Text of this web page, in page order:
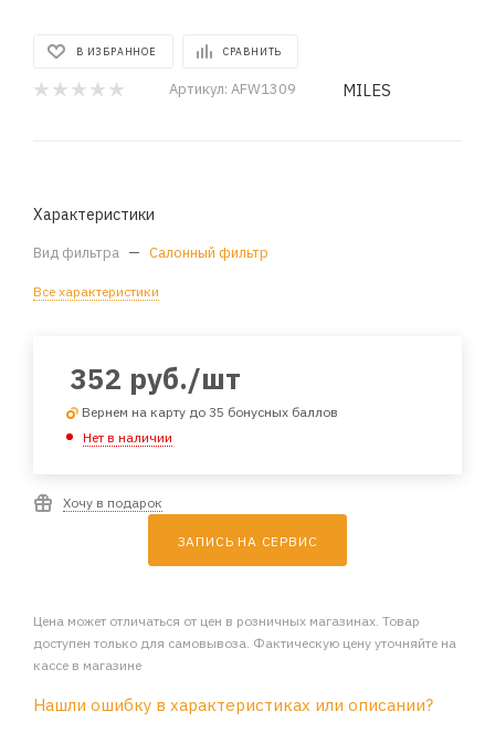
В ИЗБРАННОЕ СРАВНИТЬ
Артикул: AFW1309 MILES
Характеристики
Вид фильтра — Салонный фильтр
Все характеристики
352 руб./шт
Вернем на карту до 35 бонусных баллов
Нет в наличии
Хочу в подарок
ЗАПИСЬ НА СЕРВИС
Цена может отличаться от цен в розничных магазинах. Товар
доступен только для самовывоза. Фактическую цену уточняйте на
кассе в магазине
Нашли ошибку в характеристиках или описании?